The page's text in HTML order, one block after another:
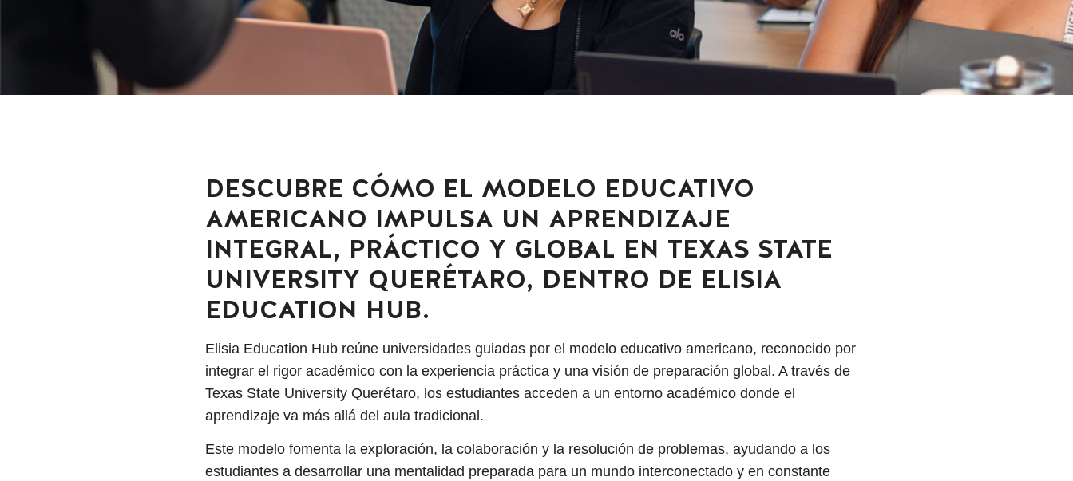
DESCUBRE CÓMO EL MODELO EDUCATIVO
AMERICANO IMPULSA UN APRENDIZAJE
INTEGRAL, PRÁCTICO Y GLOBAL EN TEXAS STATE
UNIVERSITY QUERÉTARO, DENTRO DE ELISIA
EDUCATION HUB.
Elisia Education Hub reúne universidades guiadas por el modelo educativo americano, reconocido por
integrar el rigor académico con la experiencia práctica y una visión de preparación global. A través de
Texas State University Querétaro, los estudiantes acceden a un entorno académico donde el
aprendizaje va más allá del aula tradicional.
Este modelo fomenta la exploración, la colaboración y la resolución de problemas, ayudando a los
estudiantes a desarrollar una mentalidad preparada para un mundo interconectado y en constante